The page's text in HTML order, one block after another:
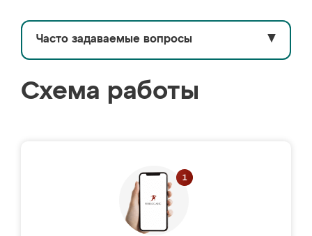
Часто задаваемые вопросы ▼
Схема работы